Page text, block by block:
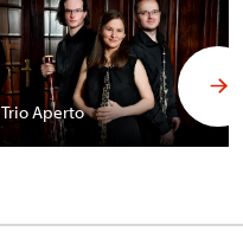
Trio Aperto